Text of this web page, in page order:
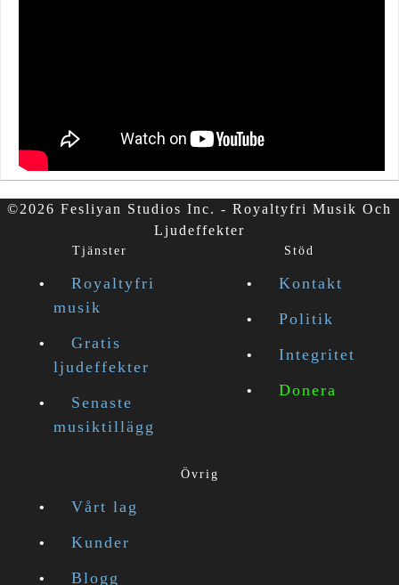
©2026 Fesliyan Studios Inc. - Royaltyfri Musik Och
Ljudeffekter
Tjänster
Royaltyfri
musik
Gratis
ljudeffekter
Senaste
musiktillägg
Stöd
Kontakt
Politik
Integritet
Donera
Övrig
Vårt lag
Kunder
Blogg